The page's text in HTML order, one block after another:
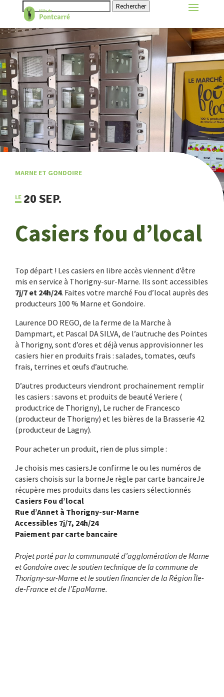
Rechercher
MARNE ET GONDOIRE
20 SEP.
Casiers fou d’local
Top départ ! Les casiers en libre accès viennent d’être
mis en service à Thorigny-sur-Marne. Ils sont accessibles
7j/7 et 24h/24. Faites votre marché Fou d’local auprès des
producteurs 100 % Marne et Gondoire.
Laurence DO REGO, de la ferme de la Marche à
Dampmart, et Pascal DA SILVA, de l’autruche des Pointes
à Thorigny, sont d’ores et déjà venus approvisionner les
casiers hier en produits frais : salades, tomates, œufs
frais, terrines et œufs d’autruche.
D’autres producteurs viendront prochainement remplir
les casiers : savons et produits de beauté Veriere (
productrice de Thorigny), Le rucher de Francesco
(producteur de Thorigny) et les bières de la Brasserie 42
(producteur de Lagny).
Pour acheter un produit, rien de plus simple :
Je choisis mes casiersJe confirme le ou les numéros de
casiers choisis sur la borneJe règle par carte bancaireJe
récupère mes produits dans les casiers sélectionnés
Casiers Fou d’local
Rue d’Annet à Thorigny-sur-Marne
Accessibles 7j/7, 24h/24
Paiement par carte bancaire
Projet porté par la communauté d’agglomération de Marne
et Gondoire avec le soutien technique de la commune de
Thorigny-sur-Marne et le soutien financier de la Région Île-
de-France et de l’EpaMarne.